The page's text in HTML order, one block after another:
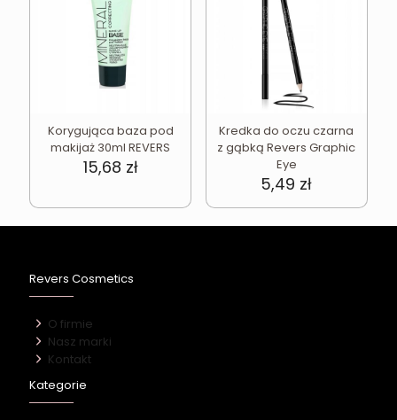
Korygująca baza pod
makijaż 30ml REVERS
15,68 zł
Kredka do oczu czarna
z gąbką Revers Graphic
Eye
5,49 zł
Revers Cosmetics
O firmie
Nasz marki
Kontakt
Kategorie